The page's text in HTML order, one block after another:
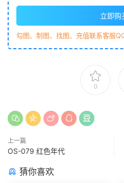
立即购
勾图、制图、找图、充值联系客服
0
上一篇
OS-079 红色年代
猜你喜欢